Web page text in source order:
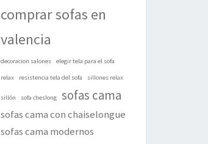
comprar sofas en
valencia
decoracion salones elegir tela para el sofa
relax resistencia tela del sofa sillones relax
sillón sofa cheslong sofas cama
sofas cama con chaiselongue
sofas cama modernos